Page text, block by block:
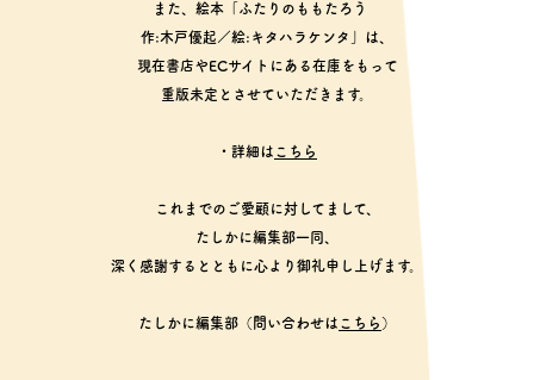
また、絵本「ふたりのももたろう
作:木戸優起／絵:キタハラケンタ」は、
現在書店やECサイトにある在庫をもって
重版未定とさせていただきます。
・詳細は こちら
これまでのご愛顧に対してまして、
たしかに編集部一同、
深く感謝するとともに心より御礼申し上げます。
たしかに編集部（問い合わせは こちら ）